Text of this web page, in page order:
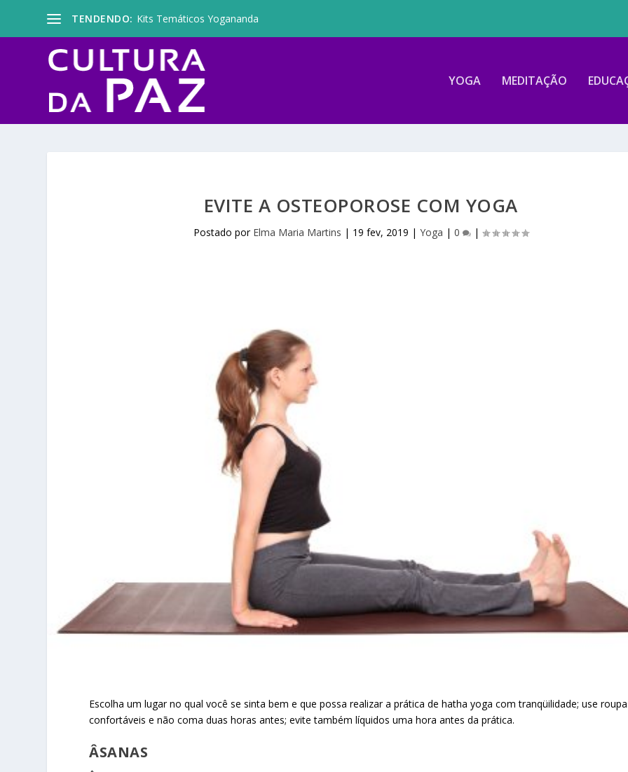
TENDENDO: Kits Temáticos Yogananda
YOGA MEDITAÇÃO
EVITE A OSTEOPOROSE COM YOGA
Postado por Elma Maria Martins | 19 fev, 2019 | Yoga | 0 |
Escolha um lugar no qual você se sinta bem e que possa realizar a prática de hatha yoga com tranqüilidade; use
confortáveis e não coma duas horas antes; evite também líquidos uma hora antes da prática.
ÂSANAS